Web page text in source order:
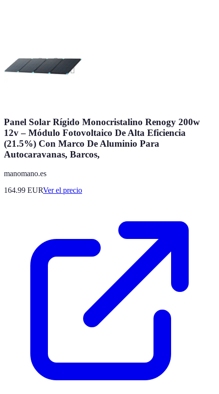
Panel Solar Rígido Monocristalino Renogy 200w
12v – Módulo Fotovoltaico De Alta Eficiencia
(21.5%) Con Marco De Aluminio Para
Autocaravanas, Barcos,
manomano.es
164.99 EURVer el precio